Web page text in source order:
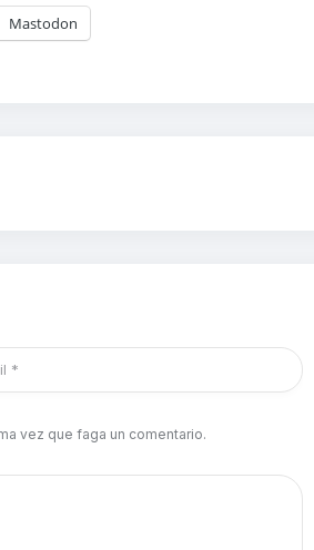
Mastodon
vez que faga un comentario.